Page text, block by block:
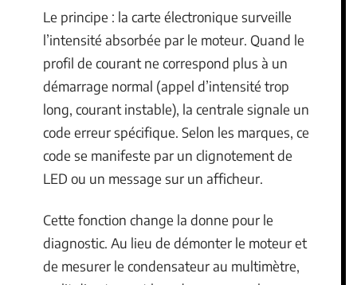
Le principe : la carte électronique surveille
l’intensité absorbée par le moteur. Quand le
profil de courant ne correspond plus à un
démarrage normal (appel d’intensité trop
long, courant instable), la centrale signale un
code erreur spécifique. Selon les marques, ce
code se manifeste par un clignotement de
LED ou un message sur un afficheur.
Cette fonction change la donne pour le
diagnostic. Au lieu de démonter le moteur et
de mesurer le condensateur au multimètre,